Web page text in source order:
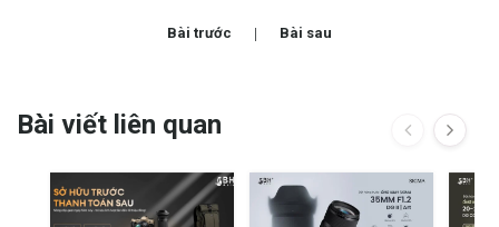
Bài trước Bài sau
Bài viết liên quan